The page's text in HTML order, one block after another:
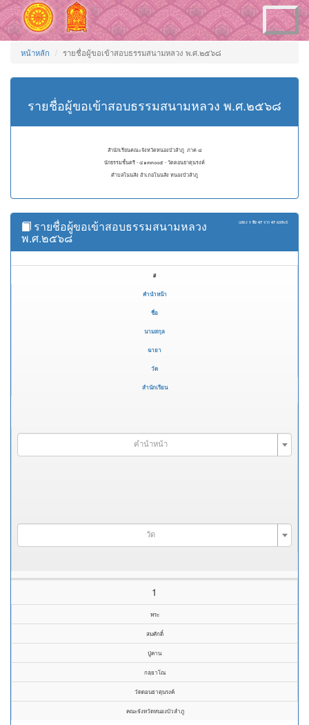
Toggle
navigation
หน้าหลัก รายชื่อผู้ขอเข้าสอบธรรมสนามหลวง พ.ศ.๒๕๖๘
รายชื่อผู้ขอเข้าสอบธรรมสนามหลวง พ.ศ.๒๕๖๘
สำนักเรียนคณะจังหวัดหนองบัวลำภู ภาค ๘
นักธรรมชั้นตรี - ๔๑๓๓๐๐๕ - วัดดอนธาตุนรงค์
ตำบลโนนสัง อำเภอโนนสัง หนองบัวลำภู
แสดง 1 ถึง 47 จาก 47 ผลลัพธ์
รายชื่อผู้ขอเข้าสอบธรรมสนามหลวง
พ.ศ.๒๕๖๘
#
คำนำหน้า
ชื่อ
นามสกุล
ฉายา
วัด
สำนักเรียน
คำนำหน้า
วัด
1
พระ
สมศักดิ์
ปู่คาน
กลฺยาโณ
วัดดอนธาตุนรงค์
คณะจังหวัดหนองบัวลำภู